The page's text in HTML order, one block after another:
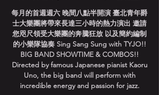
每月的首週週六 晚間八點半開演 臺北青年爵
士大樂團將帶來長達三小時的熱力演出 邀請
您咫尺領受大樂團的奔騰狂放 以及簡約編制
的小樂隊協奏 Sing Sang Sung with TYJO!!
BIG BAND SHOWTIME & COMBOS!!
Directed by famous Japanese pianist Kaoru
Uno, the big band will perform with
incredible energy and passion for jazz.